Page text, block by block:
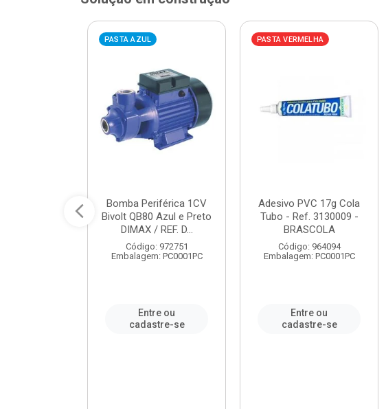
PASTA AZUL
Bomba Periférica 1CV
Bivolt QB80 Azul e Preto
DIMAX / REF. D...
Código: 972751
Embalagem: PC0001PC
Entre ou
cadastre-se
PASTA VERMELHA
Adesivo PVC 17g Cola
Tubo - Ref. 3130009 -
BRASCOLA
Código: 964094
Embalagem: PC0001PC
Entre ou
cadastre-se